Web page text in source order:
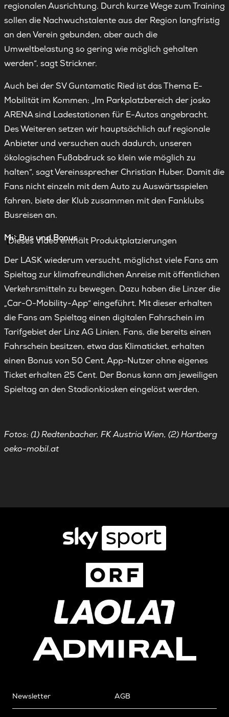
regionalen Ausrichtung. Durch kurze Wege zum Training
sollen die Nachwuchstalente aus der Region langfristig
an den Verein gebunden, aber auch die
Umweltbelastung so gering wie möglich gehalten
werden“, sagt Strickner.
Auch bei der SV Guntamatic Ried ist das Thema E-
Mobilität im Kommen: „Im Parkplatzbereich der josko
ARENA sind Ladestationen für E-Autos angebracht.
Des Weiteren setzen wir hauptsächlich auf regionale
Anbieter und versuchen auch dadurch, unseren
ökologischen Fußabdruck so klein wie möglich zu
halten“, sagt Vereinssprecher Christian Huber. Damit die
Fans nicht einzeln mit dem Auto zu Auswärtsspielen
fahren, biete der Klub zusammen mit den Fanklubs
Busreisen an.
Dieses Video enthält Produktplatzierungen
Mit Bus und Bonus
Der LASK wiederum versucht, möglichst viele Fans am
Spieltag zur klimafreundlichen Anreise mit öffentlichen
Verkehrsmitteln zu bewegen. Dazu haben die Linzer die
„Car-O-Mobility-App“ eingeführt. Mit dieser erhalten
die Fans am Spieltag einen digitalen Fahrschein im
Tarifgebiet der Linz AG Linien. Fans, die bereits einen
Fahrschein besitzen, etwa das Klimaticket, erhalten
einen Bonus von 50 Cent. App-Nutzer ohne eigenes
Ticket erhalten 25 Cent. Der Bonus kann am jeweiligen
Spieltag an den Stadionkiosken eingelöst werden.
Fotos: (1) Redtenbacher, FK Austria Wien, (2) Hartberg
oeko-mobil.at
Newsletter AGB